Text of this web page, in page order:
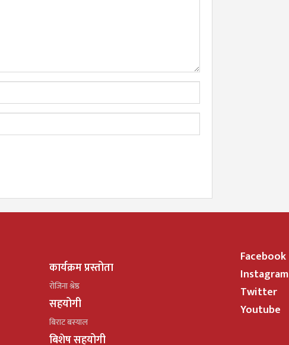
कार्यक्रम प्रस्तोता
रोजिना श्रेष्ठ
सहयोगी
बिराट बस्याल
बिशेष सहयोगी
Facebook
Instagram
Twitter
Youtube